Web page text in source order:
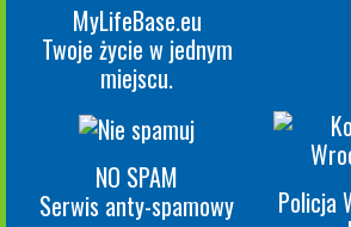
MyLifeBase.eu
Twoje życie w jednym
miejscu.
NO SPAM
Serwis anty-spamowy
Policja